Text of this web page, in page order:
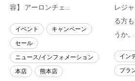
容】 アーロンチェ…
イベント
キャンペーン
セール
ニュース/インフォメーション
本店
熊本店
レジ
る方
うか。…
イン
ブラ